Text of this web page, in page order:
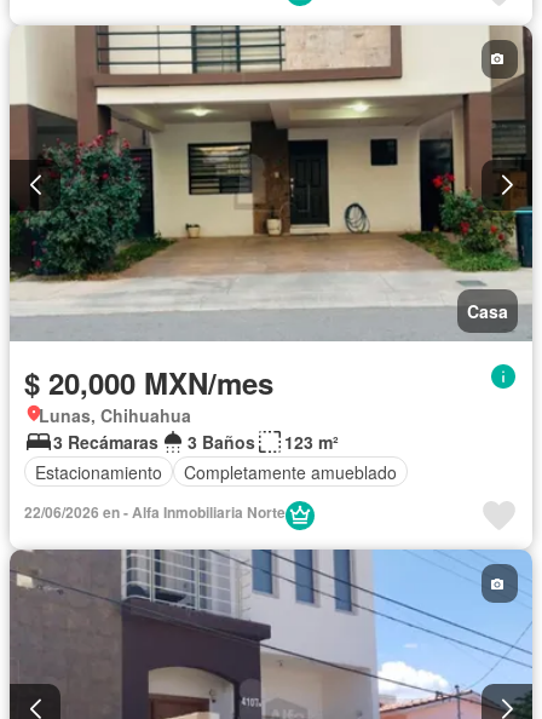
Casa
$ 20,000 MXN/mes
Lunas, Chihuahua
3 Recámaras
3 Baños
123 m²
Estacionamiento
Completamente amueblado
22/06/2026 en - Alfa Inmobiliaria Norte